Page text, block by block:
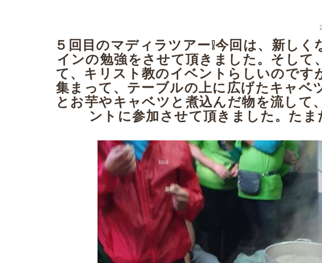
５回目のマディラツアー❕今回は、新し
インの勉強をさせて頂きました。そして
て、キリスト教のイベントらしいので
集まって、テーブルの上に広げたキャベ
とお芋やキャベツと煮込んだ物を流し
ントに参加させて頂きました。た